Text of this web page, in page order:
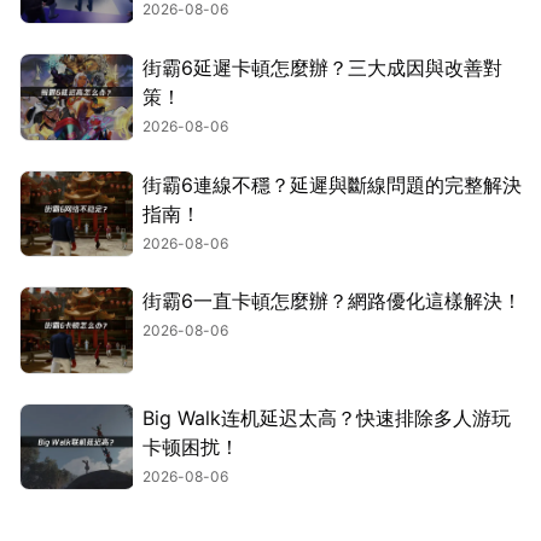
2026-08-06
街霸6延遲卡頓怎麼辦？三大成因與改善對
策！
2026-08-06
街霸6連線不穩？延遲與斷線問題的完整解決
指南！
2026-08-06
街霸6一直卡頓怎麼辦？網路優化這樣解決！
2026-08-06
Big Walk连机延迟太高？快速排除多人游玩
卡顿困扰！
2026-08-06